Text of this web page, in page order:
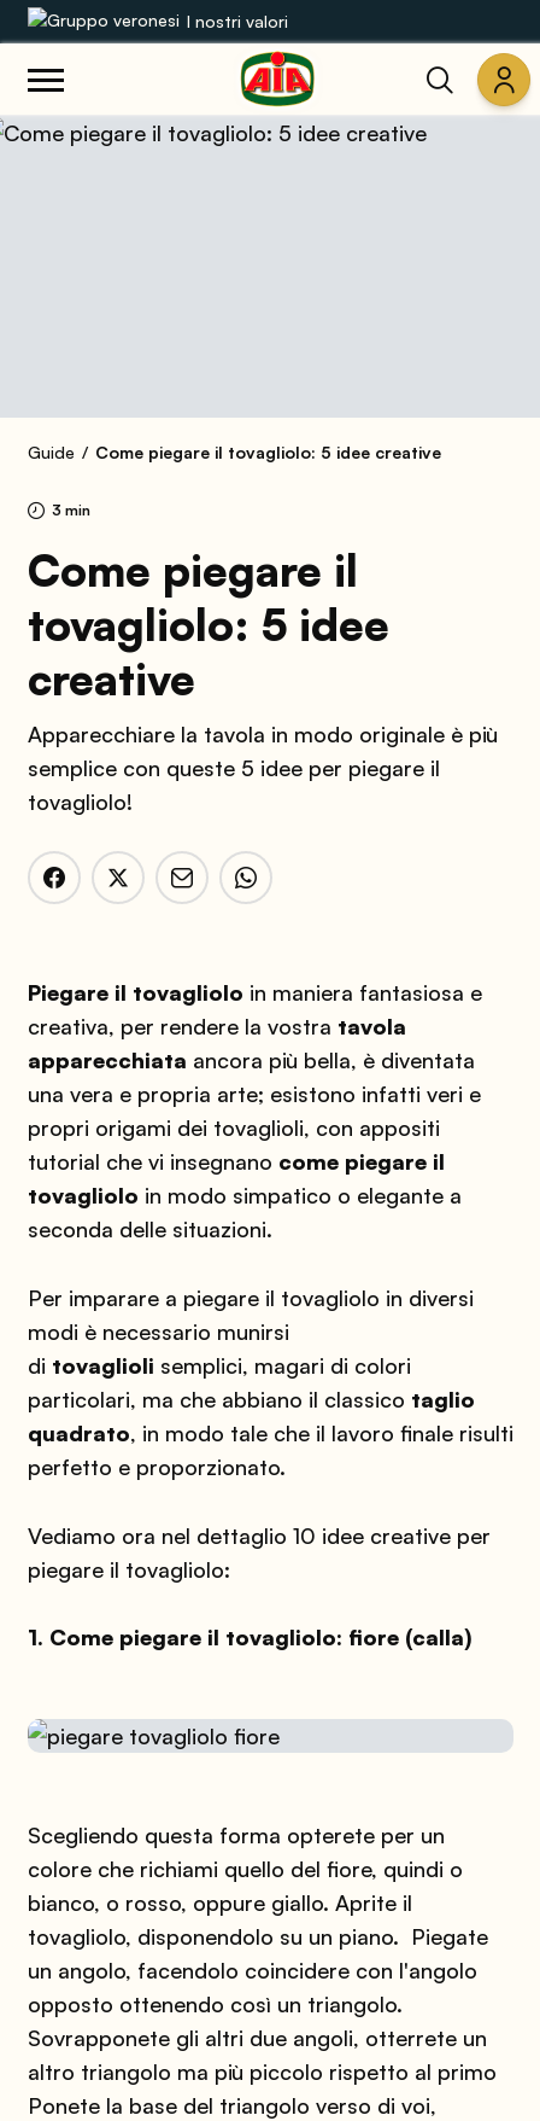
I nostri valori
Le nostre gamme
Mondo AIA
Guide Come piegare il tovagliolo: 5 idee creative
3 min
Come piegare il
tovagliolo: 5 idee
creative
Apparecchiare la tavola in modo originale è più
semplice con queste 5 idee per piegare il
tovagliolo!
Piegare il tovagliolo in maniera fantasiosa e
creativa, per rendere la vostra tavola
apparecchiata ancora più bella, è diventata
una vera e propria arte; esistono infatti veri e
propri origami dei tovaglioli, con appositi
tutorial che vi insegnano come piegare il
tovagliolo in modo simpatico o elegante a
seconda delle situazioni.
Per imparare a piegare il tovagliolo in diversi
modi è necessario munirsi
di tovaglioli semplici, magari di colori
particolari, ma che abbiano il classico taglio
quadrato, in modo tale che il lavoro finale risulti
perfetto e proporzionato.
Vediamo ora nel dettaglio 10 idee creative per
piegare il tovagliolo:
1. Come piegare il tovagliolo: fiore (calla)
Scegliendo questa forma opterete per un
colore che richiami quello del fiore, quindi o
bianco, o rosso, oppure giallo. Aprite il
tovagliolo, disponendolo su un piano. Piegate
un angolo, facendolo coincidere con l'angolo
opposto ottenendo così un triangolo.
Sovrapponete gli altri due angoli, otterrete un
altro triangolo ma più piccolo rispetto al primo
Ponete la base del triangolo verso di voi,